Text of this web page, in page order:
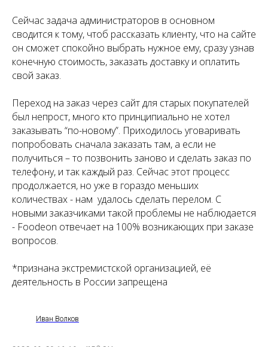
Сейчас задача администраторов в основном
сводится к тому, чтоб рассказать клиенту, что на сайте
он сможет спокойно выбрать нужное ему, сразу узнав
конечную стоимость, заказать доставку и оплатить
свой заказ.
Переход на заказ через сайт для старых покупателей
был непрост, много кто принципиально не хотел
заказывать “по-новому”. Приходилось уговаривать
попробовать сначала заказать там, а если не
получиться – то позвонить заново и сделать заказ по
телефону, и так каждый раз. Сейчас этот процесс
продолжается, но уже в гораздо меньших
количествах - нам удалось сделать перелом. С
новыми заказчиками такой проблемы не наблюдается
- Foodeon отвечает на 100% возникающих при заказе
вопросов.
*признана экстремистской организацией, её
деятельность в России запрещена
Иван Волков